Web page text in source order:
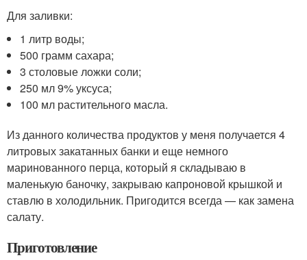
Для заливки:
1 литр воды;
500 грамм сахара;
3 столовые ложки соли;
250 мл 9% уксуса;
100 мл растительного масла.
Из данного количества продуктов у меня получается 4
литровых закатанных банки и еще немного
маринованного перца, который я складываю в
маленькую баночку, закрываю капроновой крышкой и
ставлю в холодильник. Пригодится всегда — как замена
салату.
Приготовление